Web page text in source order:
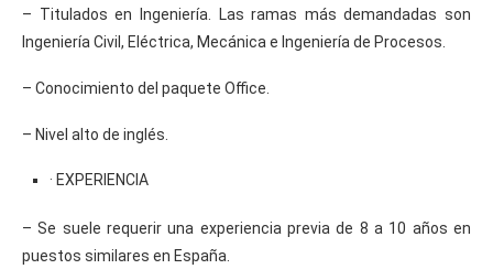
– Titulados en Ingeniería. Las ramas más demandadas son
Ingeniería Civil, Eléctrica, Mecánica e Ingeniería de Procesos.
– Conocimiento del paquete Office.
– Nivel alto de inglés.
· EXPERIENCIA
– Se suele requerir una experiencia previa de 8 a 10 años en
puestos similares en España.